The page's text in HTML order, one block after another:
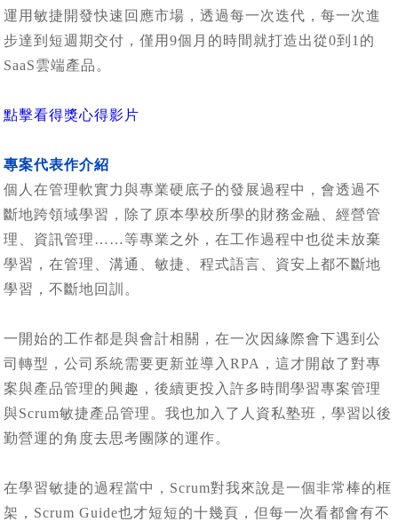
運用敏捷開發快速回應市場，透過每一次迭代，每一次進
步達到短週期交付，僅用9個月的時間就打造出從0到1的
SaaS雲端產品。
點擊看得獎心得影片
專案代表作介紹
個人在管理軟實力與專業硬底子的發展過程中，會透過不
斷地跨領域學習，除了原本學校所學的財務金融、經營管
理、資訊管理……等專業之外，在工作過程中也從未放棄
學習，在管理、溝通、敏捷、程式語言、資安上都不斷地
學習，不斷地回訓。
一開始的工作都是與會計相關，在一次因緣際會下遇到公
司轉型，公司系統需要更新並導入RPA，這才開啟了對專
案與產品管理的興趣，後續更投入許多時間學習專案管理
與Scrum敏捷產品管理。我也加入了人資私塾班，學習以後
勤營運的角度去思考團隊的運作。
在學習敏捷的過程當中，Scrum對我來說是一個非常棒的框
架，Scrum Guide也才短短的十幾頁，但每一次看都會有不